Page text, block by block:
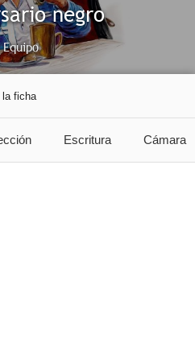
negro
la ficha
Escritura Cámara